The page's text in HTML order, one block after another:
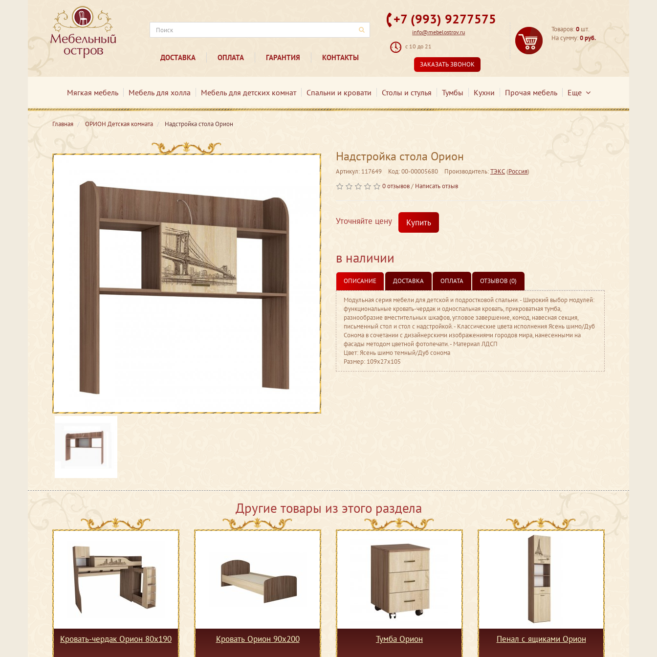
ДОСТАВКА ОПЛАТА ГАРАНТИЯ КОНТАКТЫ
+7 (993) 9277575
info@mebelostrov.ru
с 10 до 21
ЗАКАЗАТЬ ЗВОНОК
Товаров:0 шт.
На сумму:0 руб.
Мягкая мебель Мебель для холла Мебель для детских комнат Спальни и кровати Столы и стулья Тумбы Кухни Прочая мебель Еще
Главная ОРИОН Детская комната Надстройка стола Орион
Надстройка стола Орион
Артикул: 117649 Код: 00-00005680 Производитель:ТЭКС(Россия)
0 отзывов/ Написать отзыв
Уточняйте цену Купить
в наличии
ОПИСАНИЕ ДОСТАВКА ОПЛАТА ОТЗЫВОВ (0)
Модульная серия мебели для детской и подростковой спальни. - Широкий выбор модулей:
функциональные кровать-чердак и односпальная кровать, прикроватная тумба,
разнообразие вместительных шкафов, угловое завершение, комод, навесная секция,
письменный стол и стол с надстройкой. - Классические цвета исполнения Ясень шимо/Дуб
Сонома в сочетании с дизайнерскими изображениями городов мира, нанесенными на
фасады методом цветной фотопечати. - Материал ЛДСП
Цвет: Ясень шимо темный/Дуб сонома
Размер: 109x27x105
Другие товары из этого раздела
Кровать-чердак Орион 80х190 Кровать Орион 90х200 Тумба Орион Пенал с ящиками Орион